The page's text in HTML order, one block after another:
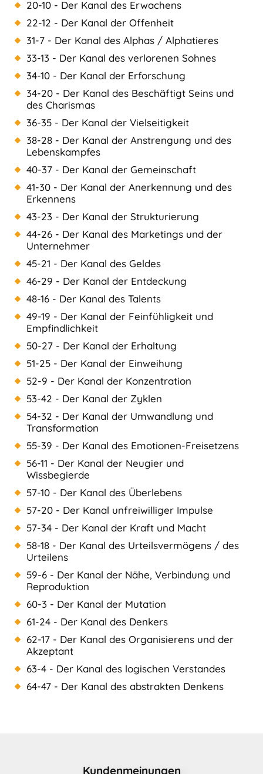
20-10 - Der Kanal des Erwachens
22-12 - Der Kanal der Offenheit
31-7 - Der Kanal des Alphas / Alphatieres
33-13 - Der Kanal des verlorenen Sohnes
34-10 - Der Kanal der Erforschung
34-20 - Der Kanal des Beschäftigt Seins und
des Charismas
36-35 - Der Kanal der Vielseitigkeit
38-28 - Der Kanal der Anstrengung und des
Lebenskampfes
40-37 - Der Kanal der Gemeinschaft
41-30 - Der Kanal der Anerkennung und des
Erkennens
43-23 - Der Kanal der Strukturierung
44-26 - Der Kanal des Marketings und der
Unternehmer
45-21 - Der Kanal des Geldes
46-29 - Der Kanal der Entdeckung
48-16 - Der Kanal des Talents
49-19 - Der Kanal der Feinfühligkeit und
Empfindlichkeit
50-27 - Der Kanal der Erhaltung
51-25 - Der Kanal der Einweihung
52-9 - Der Kanal der Konzentration
53-42 - Der Kanal der Zyklen
54-32 - Der Kanal der Umwandlung und
Transformation
55-39 - Der Kanal des Emotionen-Freisetzens
56-11 - Der Kanal der Neugier und
Wissbegierde
57-10 - Der Kanal des Überlebens
57-20 - Der Kanal unfreiwilliger Impulse
57-34 - Der Kanal der Kraft und Macht
58-18 - Der Kanal des Urteilsvermögens / des
Urteilens
59-6 - Der Kanal der Nähe, Verbindung und
Reproduktion
60-3 - Der Kanal der Mutation
61-24 - Der Kanal des Denkers
62-17 - Der Kanal des Organisierens und der
Akzeptant
63-4 - Der Kanal des logischen Verstandes
64-47 - Der Kanal des abstrakten Denkens
Kundenmeinungen